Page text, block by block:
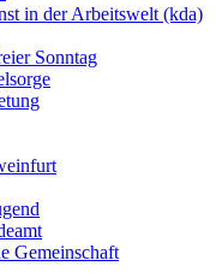
in der Arbeitswelt (kda)
Sonntag
Gemeinschaft